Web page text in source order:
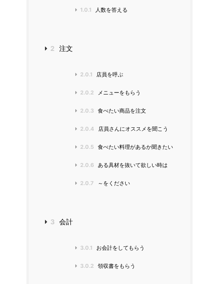
1.0.1 人数を答える
2 注文
2.0.1 店員を呼ぶ
2.0.2 メニューをもらう
2.0.3 食べたい商品を注文
2.0.4 店員さんにオススメを聞こう
2.0.5 食べたい料理があるか聞きたい
2.0.6 ある具材を抜いて欲しい時は
2.0.7 ～をください
3 会計
3.0.1 お会計をしてもらう
3.0.2 領収書をもらう